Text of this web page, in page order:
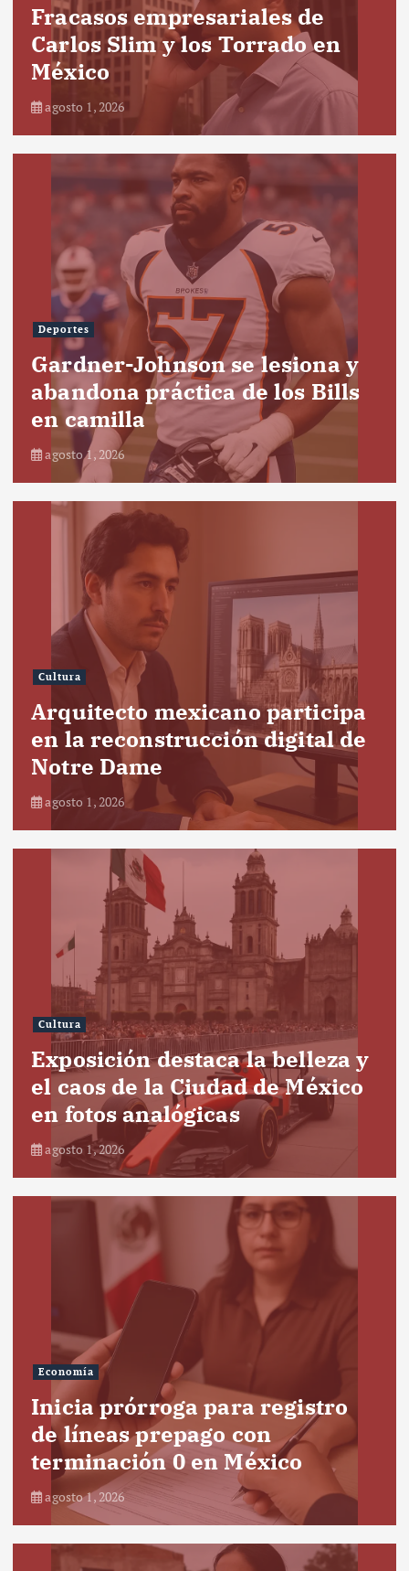
Fracasos empresariales de
Carlos Slim y los Torrado en
México
agosto 1, 2026
Deportes
Gardner-Johnson se lesiona y
abandona práctica de los Bills
en camilla
agosto 1, 2026
Cultura
Arquitecto mexicano participa
en la reconstrucción digital de
Notre Dame
agosto 1, 2026
Cultura
Exposición destaca la belleza y
el caos de la Ciudad de México
en fotos analógicas
agosto 1, 2026
Economía
Inicia prórroga para registro
de líneas prepago con
terminación 0 en México
agosto 1, 2026